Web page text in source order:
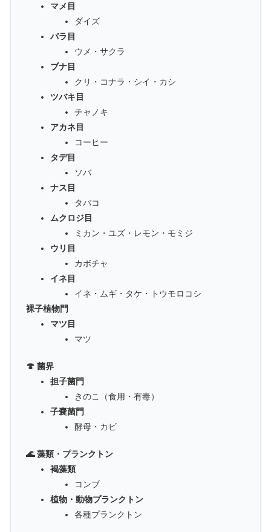
マメ目
ダイズ
バラ目
ウメ・サクラ
ブナ目
クリ・コナラ・シイ・カシ
ツバキ目
チャノキ
アカネ目
コーヒー
タデ目
ソバ
ナス目
タバコ
ムクロジ目
ミカン・ユズ・レモン・モミジ
ウリ目
カボチャ
イネ目
イネ・ムギ・タケ・トウモロコシ
裸子植物門
マツ目
マツ
🍄 菌界
担子菌門
きのこ（食用・有毒）
子嚢菌門
酵母・カビ
🌊 藻類・プランクトン
褐藻類
コンブ
植物・動物プランクトン
各種プランクトン